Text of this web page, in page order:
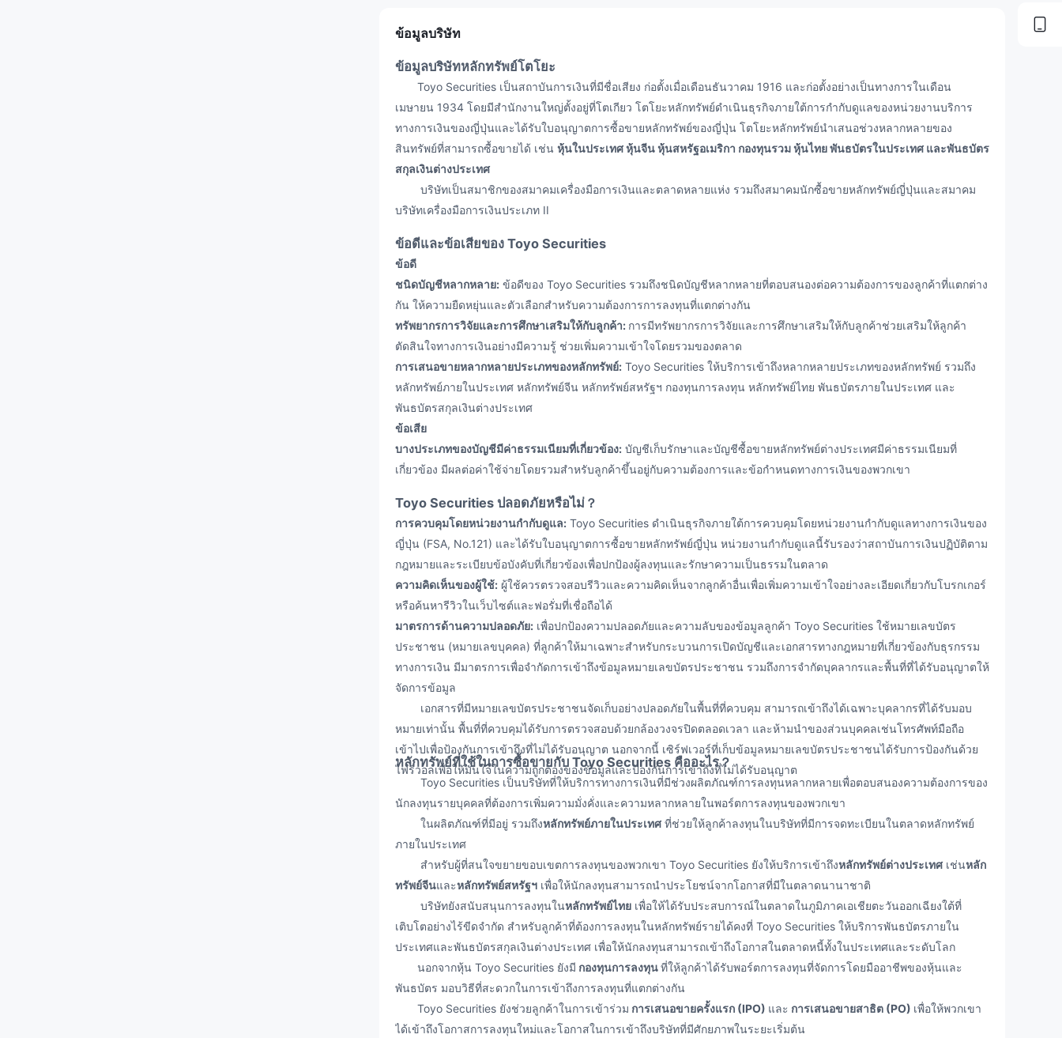
ข้อมูลบริษัท
ข้อมูลบริษัทหลักทรัพย์โตโยะ
Toyo Securities เป็นสถาบันการเงินที่มีชื่อเสียง ก่อตั้งเมื่อเดือนธันวาคม 1916 และก่อตั้งอย่างเป็นทางการในเดือน
เมษายน 1934 โดยมีสำนักงานใหญ่ตั้งอยู่ที่โตเกียว โตโยะหลักทรัพย์ดำเนินธุรกิจภายใต้การกำกับดูแลของหน่วยงานบริการ
ทางการเงินของญี่ปุ่นและได้รับใบอนุญาตการซื้อขายหลักทรัพย์ของญี่ปุ่น โตโยะหลักทรัพย์นำเสนอช่วงหลากหลายของ
สินทรัพย์ที่สามารถซื้อขายได้ เช่น หุ้นในประเทศ หุ้นจีน หุ้นสหรัฐอเมริกา กองทุนรวม หุ้นไทย พันธบัตรในประเทศ และพันธบัตร
สกุลเงินต่างประเทศ
บริษัทเป็นสมาชิกของสมาคมเครื่องมือการเงินและตลาดหลายแห่ง รวมถึงสมาคมนักซื้อขายหลักทรัพย์ญี่ปุ่นและสมาคม
บริษัทเครื่องมือการเงินประเภท II
ข้อดีและข้อเสียของ Toyo Securities
ข้อดี
ชนิดบัญชีหลากหลาย: ข้อดีของ Toyo Securities รวมถึงชนิดบัญชีหลากหลายที่ตอบสนองต่อความต้องการของลูกค้าที่แตกต่าง
กัน ให้ความยืดหยุ่นและตัวเลือกสำหรับความต้องการการลงทุนที่แตกต่างกัน
ทรัพยากรการวิจัยและการศึกษาเสริมให้กับลูกค้า: การมีทรัพยากรการวิจัยและการศึกษาเสริมให้กับลูกค้าช่วยเสริมให้ลูกค้า
ตัดสินใจทางการเงินอย่างมีความรู้ ช่วยเพิ่มความเข้าใจโดยรวมของตลาด
การเสนอขายหลากหลายประเภทของหลักทรัพย์: Toyo Securities ให้บริการเข้าถึงหลากหลายประเภทของหลักทรัพย์ รวมถึง
หลักทรัพย์ภายในประเทศ หลักทรัพย์จีน หลักทรัพย์สหรัฐฯ กองทุนการลงทุน หลักทรัพย์ไทย พันธบัตรภายในประเทศ และ
พันธบัตรสกุลเงินต่างประเทศ
ข้อเสีย
บางประเภทของบัญชีมีค่าธรรมเนียมที่เกี่ยวข้อง: บัญชีเก็บรักษาและบัญชีซื้อขายหลักทรัพย์ต่างประเทศมีค่าธรรมเนียมที่
เกี่ยวข้อง มีผลต่อค่าใช้จ่ายโดยรวมสำหรับลูกค้าขึ้นอยู่กับความต้องการและข้อกำหนดทางการเงินของพวกเขา
Toyo Securities ปลอดภัยหรือไม่？
การควบคุมโดยหน่วยงานกำกับดูแล: Toyo Securities ดำเนินธุรกิจภายใต้การควบคุมโดยหน่วยงานกำกับดูแลทางการเงินของ
ญี่ปุ่น (FSA, No.121) และได้รับใบอนุญาตการซื้อขายหลักทรัพย์ญี่ปุ่น หน่วยงานกำกับดูแลนี้รับรองว่าสถาบันการเงินปฏิบัติตาม
กฎหมายและระเบียบข้อบังคับที่เกี่ยวข้องเพื่อปกป้องผู้ลงทุนและรักษาความเป็นธรรมในตลาด
ความคิดเห็นของผู้ใช้: ผู้ใช้ควรตรวจสอบรีวิวและความคิดเห็นจากลูกค้าอื่นเพื่อเพิ่มความเข้าใจอย่างละเอียดเกี่ยวกับโบรกเกอร์
หรือค้นหารีวิวในเว็บไซต์และฟอรั่มที่เชื่อถือได้
มาตรการด้านความปลอดภัย: เพื่อปกป้องความปลอดภัยและความลับของข้อมูลลูกค้า Toyo Securities ใช้หมายเลขบัตร
ประชาชน (หมายเลขบุคคล) ที่ลูกค้าให้มาเฉพาะสำหรับกระบวนการเปิดบัญชีและเอกสารทางกฎหมายที่เกี่ยวข้องกับธุรกรรม
ทางการเงิน มีมาตรการเพื่อจำกัดการเข้าถึงข้อมูลหมายเลขบัตรประชาชน รวมถึงการจำกัดบุคลากรและพื้นที่ที่ได้รับอนุญาตให้
จัดการข้อมูล
เอกสารที่มีหมายเลขบัตรประชาชนจัดเก็บอย่างปลอดภัยในพื้นที่ที่ควบคุม สามารถเข้าถึงได้เฉพาะบุคลากรที่ได้รับมอบ
หมายเท่านั้น พื้นที่ที่ควบคุมได้รับการตรวจสอบด้วยกล้องวงจรปิดตลอดเวลา และห้ามนำของส่วนบุคคลเช่นโทรศัพท์มือถือ
เข้าไปเพื่อป้องกันการเข้าถึงที่ไม่ได้รับอนุญาต นอกจากนี้ เซิร์ฟเวอร์ที่เก็บข้อมูลหมายเลขบัตรประชาชนได้รับการป้องกันด้วย
ไฟร์วอลเพื่อให้มั่นใจในความถูกต้องของข้อมูลและป้องกันการเข้าถึงที่ไม่ได้รับอนุญาต
หลักทรัพย์ที่ใช้ในการซื้อขายกับ Toyo Securities คืออะไร？
Toyo Securities เป็นบริษัทที่ให้บริการทางการเงินที่มีช่วงผลิตภัณฑ์การลงทุนหลากหลายเพื่อตอบสนองความต้องการของ
นักลงทุนรายบุคคลที่ต้องการเพิ่มความมั่งคั่งและความหลากหลายในพอร์ตการลงทุนของพวกเขา
ในผลิตภัณฑ์ที่มีอยู่ รวมถึงหลักทรัพย์ภายในประเทศที่ช่วยให้ลูกค้าลงทุนในบริษัทที่มีการจดทะเบียนในตลาดหลักทรัพย์
ภายในประเทศ
สำหรับผู้ที่สนใจขยายขอบเขตการลงทุนของพวกเขา Toyo Securities ยังให้บริการเข้าถึงหลักทรัพย์ต่างประเทศเช่นหลัก
ทรัพย์จีนและหลักทรัพย์สหรัฐฯ เพื่อให้นักลงทุนสามารถนำประโยชน์จากโอกาสที่มีในตลาดนานาชาติ
บริษัทยังสนับสนุนการลงทุนในหลักทรัพย์ไทย เพื่อให้ได้รับประสบการณ์ในตลาดในภูมิภาคเอเชียตะวันออกเฉียงใต้ที่
เติบโตอย่างไร้ขีดจำกัด สำหรับลูกค้าที่ต้องการลงทุนในหลักทรัพย์รายได้คงที่ Toyo Securities ให้บริการพันธบัตรภายใน
ประเทศและพันธบัตรสกุลเงินต่างประเทศ เพื่อให้นักลงทุนสามารถเข้าถึงโอกาสในตลาดหนี้ทั้งในประเทศและระดับโลก
นอกจากหุ้น Toyo Securities ยังมี กองทุนการลงทุนที่ให้ลูกค้าได้รับพอร์ตการลงทุนที่จัดการโดยมืออาชีพของหุ้นและ
พันธบัตร มอบวิธีที่สะดวกในการเข้าถึงการลงทุนที่แตกต่างกัน
Toyo Securities ยังช่วยลูกค้าในการเข้าร่วม การเสนอขายครั้งแรก (IPO) และ การเสนอขายสาธิต (PO) เพื่อให้พวกเขา
ได้เข้าถึงโอกาสการลงทุนใหม่และโอกาสในการเข้าถึงบริษัทที่มีศักยภาพในระยะเริ่มต้น